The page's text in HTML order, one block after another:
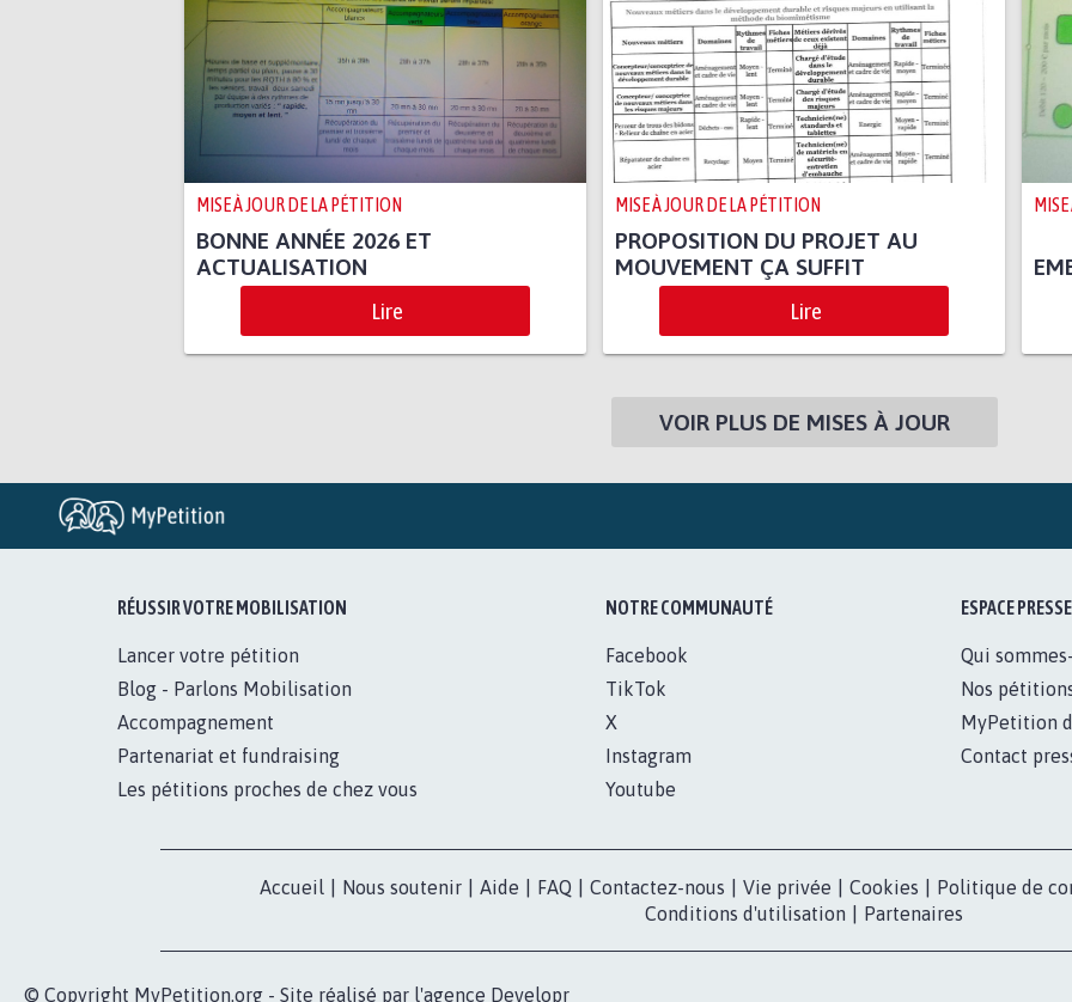
MISE À JOUR DE LA PÉTITION
BONNE ANNÉE 2026 ET
ACTUALISATION
Lire
MISE À JOUR DE LA PÉTITION
PROPOSITION DU PROJET AU
MOUVEMENT ÇA SUFFIT
Lire
VOIR PLUS DE MISES À JOUR
RÉUSSIR VOTRE MOBILISATION
Lancer votre pétition
Blog - Parlons Mobilisation
Accompagnement
Partenariat et fundraising
Les pétitions proches de chez vous
NOTRE COMMUNAUTÉ
Facebook
TikTok
X
Instagram
Youtube
ESPACE PRESSE
Qui
Nos
MyPetition
Contact
Accueil Nous soutenir Aide FAQ Contactez-nous Vie privée Cookies Politique de
Conditions d'utilisation
Partenaires
© Copyright MyPetition.org - Site réalisé par l'agence Developr